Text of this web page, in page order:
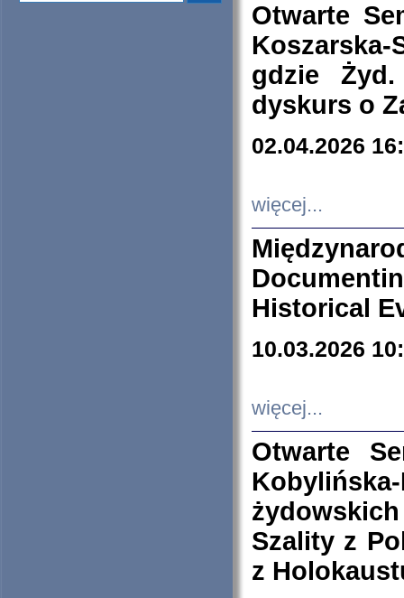
Otwarte
Koszarska-
gdzie
dyskurs o
02.04.2026
więcej...
Historical
10.03.2026
więcej...
Otwarte
Szality z
z